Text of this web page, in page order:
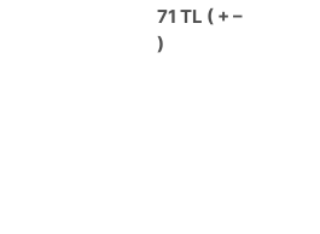
71 TL ( + –
)